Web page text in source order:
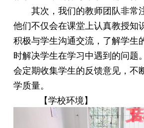
其次，我们的教师团队非常
他们不仅会在课堂上认真教授知
积极与学生沟通交流，了解学生
时解决学生在学习中遇到的问题
会定期收集学生的反馈意见，不
学质量。
【学校环境】